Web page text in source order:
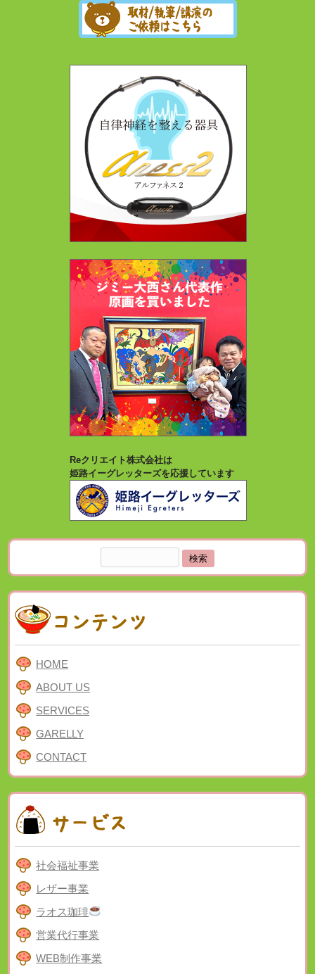
Reクリエイト株式会社は
姫路イーグレッターズを応援しています
索:
HOME
ABOUT US
SERVICES
GARELLY
CONTACT
社会福祉事業
レザー事業
ラオス珈琲
営業代行事業
WEB制作事業